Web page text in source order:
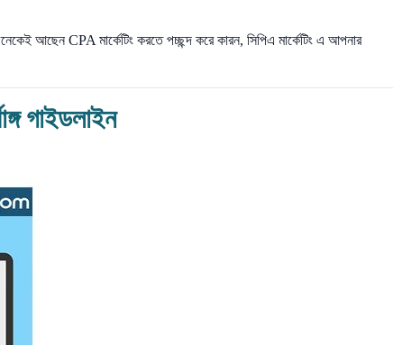
আছেন CPA মার্কেটিং করতে পচ্ছন্দ করে কারন, সিপিএ মার্কেটিং এ আপনার
গাইডলাইন